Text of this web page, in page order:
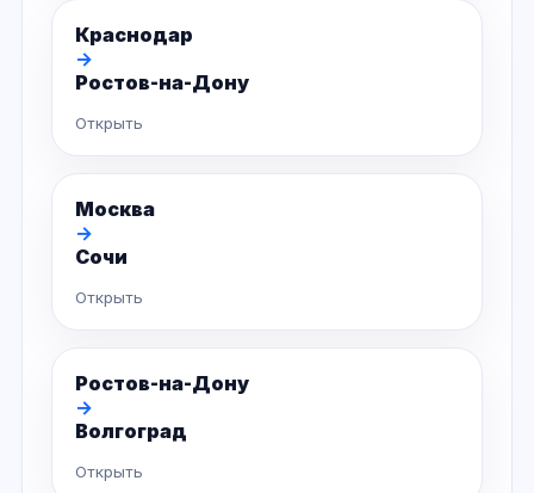
Краснодар
→
Ростов-на-Дону
Открыть
Москва
→
Сочи
Открыть
Ростов-на-Дону
→
Волгоград
Открыть